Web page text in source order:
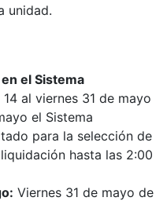
unidad.
el Sistema
al viernes 31 de mayo
el Sistema
para la selección de
hasta las 2:00
Viernes 31 de mayo de